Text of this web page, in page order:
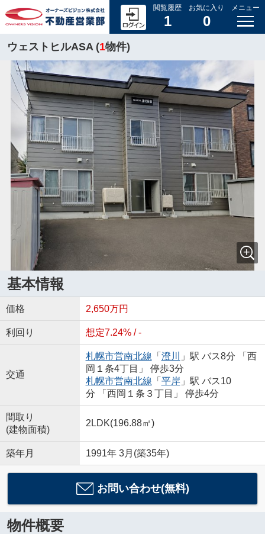
閲覧履歴
1
お気に入り
0
メニュー
ウェストヒルASA (1物件)
基本情報
価格 2,650万円
利回り 想定7.24% / -
交通
札幌市営南北線 「 澄川
」駅 バス8分 「西
岡１条4丁目」 停歩3分
札幌市営南北線 「 平岸 」駅 バス10
分 「西岡１条３丁目」 停歩4分
間取り
(建物面積)
2LDK(196.88㎡)
築年月 1991年 3月(築35年)
お問い合わせ(無料)
物件概要